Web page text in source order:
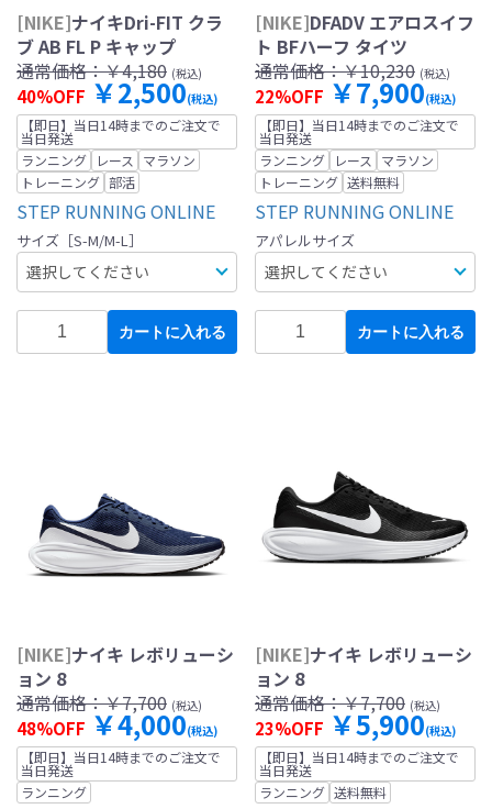
[NIKE]ナイキDri-FIT クラ
ブ AB FL P キャップ
通常価格：￥4,180 (税込)
40%OFF ￥2,500(税込)
【即日】当日14時までのご注文で
当日発送
ランニング
レース
マラソン
トレーニング 部活
STEP RUNNING ONLINE
サイズ［S-M/M-L］
カートに入れる
[NIKE]DFADV エアロスイフ
ト BFハーフ タイツ
通常価格：￥10,230 (税込)
22%OFF ￥7,900(税込)
【即日】当日14時までのご注文で
当日発送
ランニング
レース
マラソン
トレーニング 送料無料
STEP RUNNING ONLINE
アパレルサイズ
カートに入れる
[NIKE]ナイキ レボリューシ
ョン 8
通常価格：￥7,700 (税込)
48%OFF ￥4,000(税込)
【即日】当日14時までのご注文で
当日発送
ランニング
[NIKE]ナイキ レボリューシ
ョン 8
通常価格：￥7,700 (税込)
23%OFF ￥5,900(税込)
【即日】当日14時までのご注文で
当日発送
ランニング 送料無料